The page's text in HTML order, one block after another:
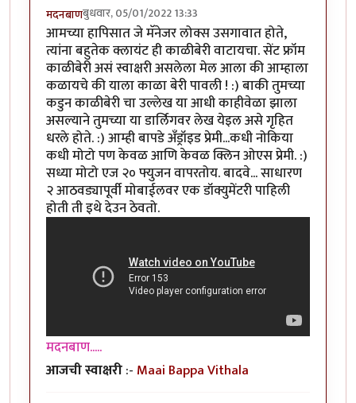
मदनबाणबुधवार, 05/01/2022 13:33
आमच्या हापिसात जे मॅनेजर लोक्स उसगावात होते,
त्यांना बहुतेक क्लायंट ही काळीबेरी वाटायचा. सेंट फ्रॉम
काळीबेरी असं स्वाक्षरी असलेला मेल आला की आम्हाला
कळायचे की याला काळा बेरी पावली ! :) बाकी तुमच्या
कडुन काळीबेरी चा उल्लेख या आधी काहीवेळा झाला
असल्याने तुमच्या या डार्लिगवर लेख येइल असे गृहित
धरले होते. :) आम्ही बापडे अँड्रॉइड प्रेमी...कधी नोकिया
कधी मोटो पण केवळ आणि केवळ क्लिन ओएस प्रेमी. :)
सध्या मोटो एज २० फ्युजन वापरतोय. बादवे... साधारण
२ आठवड्यापूर्वी मोबाईलवर एक डॉक्युमेंटरी पाहिली
होती ती इथे देउन ठेवतो.
मदनबाण.....
आजची स्वाक्षरी:- Maai Bappa Vithala